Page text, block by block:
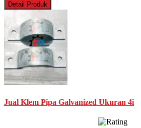
Detail Produk
Jual Klem Pipa Galvanized Ukuran 4i